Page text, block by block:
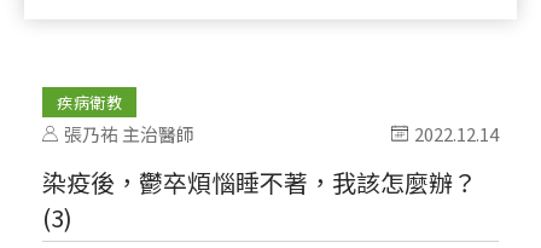
疾病衛教
張乃祐 主治醫師 2022.12.14
染疫後，鬱卒煩惱睡不著，我該怎麼辦？
(3)